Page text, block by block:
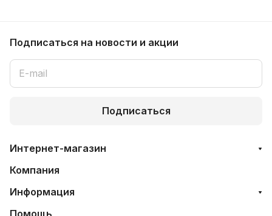
Подписаться на новости и акции
Подписаться
Интернет-магазин
Компания
Информация
Помощь